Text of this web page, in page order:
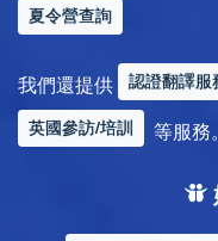
夏令營查詢
我們還提供 認證翻譯服
英國參訪/培訓 等服務